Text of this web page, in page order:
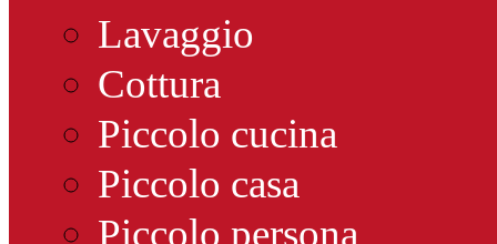
Lavaggio
Cottura
Piccolo cucina
Piccolo casa
Piccolo persona